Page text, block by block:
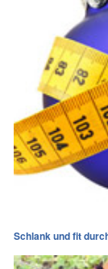
Schlank und fit